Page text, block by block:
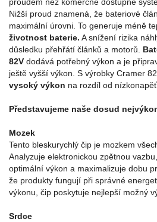
Nižší proud znamená, že bateriové
maximální úrovni. To generuje méně
životnost baterie. A snížení rizika
důsledku přehřátí článků a motorů.
82V dodává potřebný výkon a je
ještě vyšší výkon. S výrobky Cramer
vysoký výkon na rozdíl od
Představujeme naše dosud
Mozek
Tento bleskurychlý čip je mozkem
Analyzuje elektronickou zpětnou
optimální výkon a maximalizuje dobu
že produkty fungují při správné
výkonu, čip poskytuje nejlepší možný
Srdce